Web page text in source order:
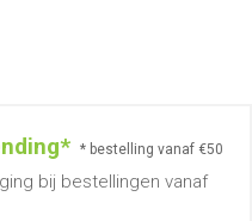
* bestelling vanaf €50
bij bestellingen vanaf